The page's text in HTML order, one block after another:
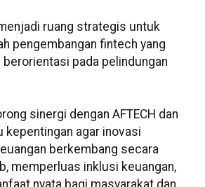
ruang strategis untuk
pengembangan fintech yang
berorientasi pada pelindungan
sinergi dengan AFTECH dan
kepentingan agar inovasi
berkembang secara
memperluas inklusi keuangan,